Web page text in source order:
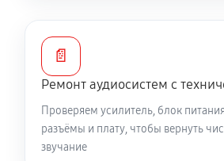
📄
Ремонт аудиосистем с
Проверяем усилитель, блок
разъёмы и плату, чтобы вернуть
звучание